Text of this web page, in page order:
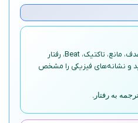
با استفاده از فرم تحلیل نقش (هدف، مانع، تاکتیک، Beat، رفتار
و نشانه‌های فیزیکی را مشخص
به رفتار.